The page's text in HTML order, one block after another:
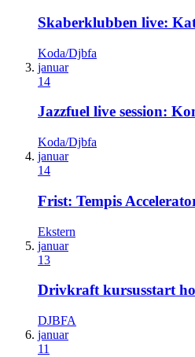
Skaberklubben live:
Koda/Djbfa
januar
14
Jazzfuel live session:
Koda/Djbfa
januar
14
Frist: Tempis
Ekstern
januar
13
Drivkraft kursusstart
DJBFA
januar
11